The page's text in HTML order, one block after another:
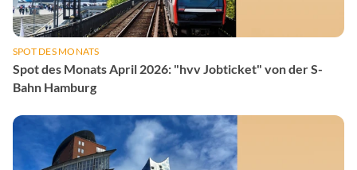
SPOT DES MONATS
Spot des Monats April 2026: "hvv Jobticket" von der S-
Bahn Hamburg